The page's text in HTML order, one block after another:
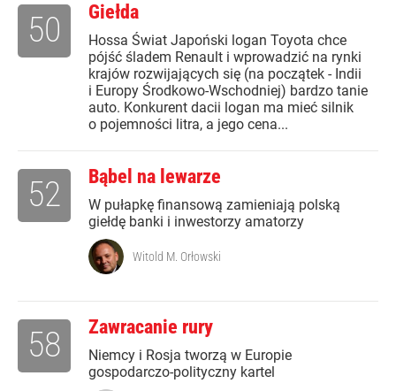
Giełda
Hossa Świat Japoński logan Toyota chce
pójść śladem Renault i wprowadzić na rynki
krajów rozwijających się (na początek - Indii
i Europy Środkowo-Wschodniej) bardzo tanie
auto. Konkurent dacii logan ma mieć silnik
o pojemności litra, a jego cena...
50
Bąbel na lewarze
W pułapkę finansową zamieniają polską
giełdę banki i inwestorzy amatorzy
52
Witold M. Orłowski
Zawracanie rury
Niemcy i Rosja tworzą w Europie
gospodarczo-polityczny kartel
58